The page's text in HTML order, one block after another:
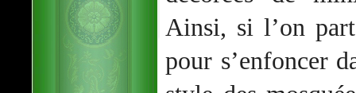
Ainsi, si l’on
pour s’enfoncer